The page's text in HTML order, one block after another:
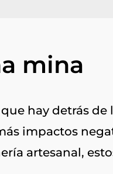
mina
hay detrás
impactos
artesanal,